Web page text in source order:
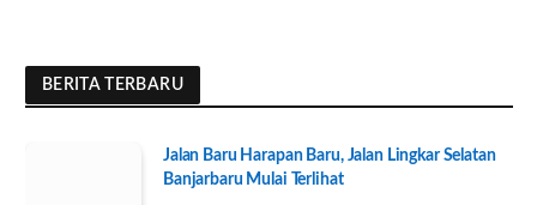
BERITA TERBARU
Jalan Baru Harapan Baru, Jalan Lingkar Selatan
Banjarbaru Mulai Terlihat